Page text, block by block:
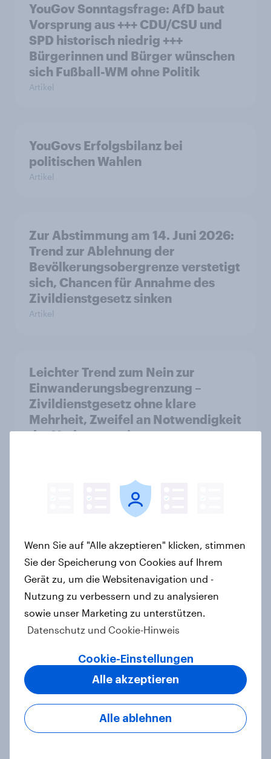
YouGov Sonntagsfrage: AfD baut
Vorsprung aus +++ CDU/CSU und
SPD historisch niedrig +++
Bürgerinnen und Bürger wünschen
sich Fußball-WM ohne Politik
Artikel
YouGovs Erfolgsbilanz bei
politischen Wahlen
Artikel
Zur Abstimmung am 14. Juni 2026:
Trend zur Ablehnung der
Bevölkerungsobergrenze verstetigt
sich, Chancen für Annahme des
Zivildienstgesetz sinken
Artikel
Leichter Trend zum Nein zur
Einwanderungsbegrenzung –
Zivildienstgesetz ohne klare
Mehrheit, Zweifel an Notwendigkeit
der Vorlagen steigen
Ökostromer: Offenheit für „grüne
Preissensibilität
YouGov Sonntagsfrage Mai 2026:
AfD baut Vorsprung aus +++
sinkt weiter
Was denkt die Schweiz über die
Wenn Sie auf "Alle akzeptieren" klicken, stimmen
Sie der Speicherung von Cookies auf Ihrem
Gerät zu, um die Websitenavigation und -
Nutzung zu verbessern und zu analysieren
sowie unser Marketing zu unterstützen.
Datenschutz und Cookie-Hinweis
Cookie-Einstellungen
Alle ablehnen
Alle akzeptieren